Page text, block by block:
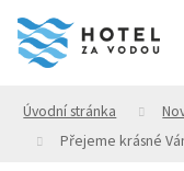
Úvodní stránka
Přejeme krásné